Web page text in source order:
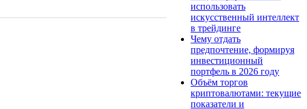
использовать
искусственный интеллект
в трейдинге
Чему отдать
предпочтение, формируя
инвестиционный
портфель в 2026 году
Объём торгов
криптовалютами: текущие
показатели и